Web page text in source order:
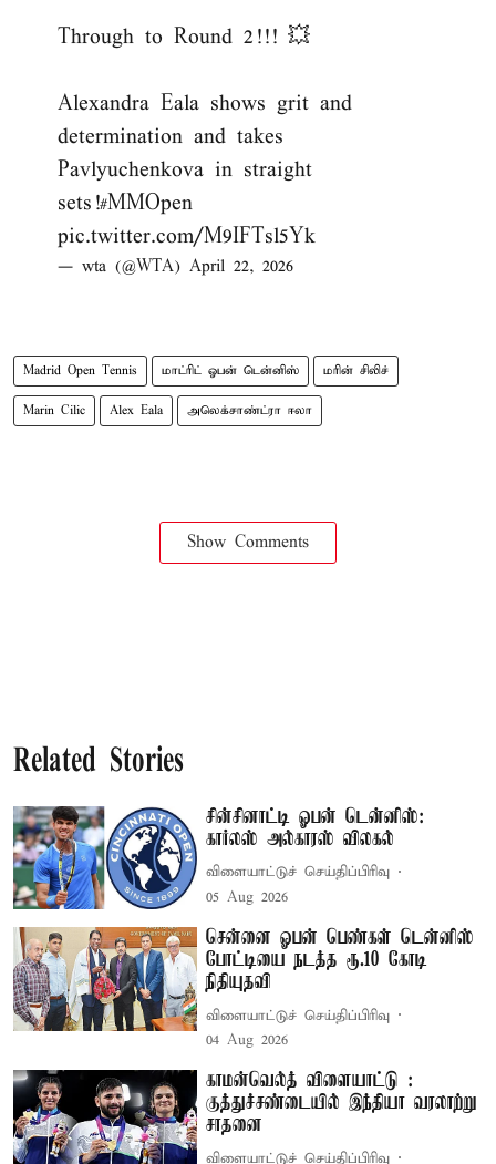
Through to Round 2!!! 💥
Alexandra Eala shows grit and
determination and takes
Pavlyuchenkova in straight
sets!#MMOpen
pic.twitter.com/M9IFTsl5Yk
— wta (@WTA) April 22, 2026
Madrid Open Tennis மாட்ரிட் ஓபன் டென்னிஸ் மரின் சிலிச்
Marin Cilic Alex Eala அலெக்சாண்ட்ரா ஈலா
Show Comments
Related Stories
சின்சினாட்டி ஓபன் டென்னிஸ்:
கார்லஸ் அல்காரஸ் விலகல்
விளையாட்டுச் செய்திப்பிரிவு
05 Aug 2026
சென்னை ஓபன் பெண்கள் டென்னிஸ்
போட்டியை நடத்த ரூ.10 கோடி
நிதியுதவி
விளையாட்டுச் செய்திப்பிரிவு
04 Aug 2026
காமன்வெல்த் விளையாட்டு :
குத்துச்சண்டையில் இந்தியா வரலாற்று
சாதனை
விளையாட்டுச் செய்திப்பிரிவு